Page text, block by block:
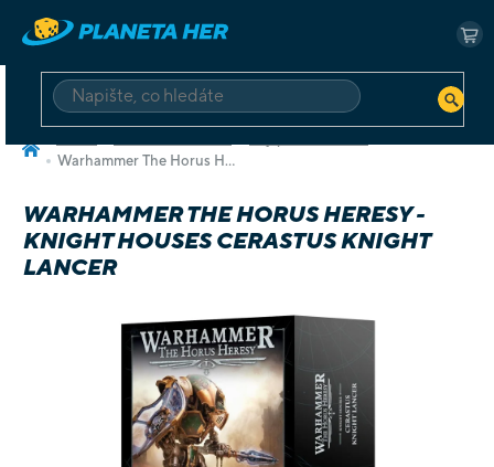
obsah
HLEDAT
Warhammer The Horus Heresy - Knight Houses Cerastus Knight Lancer
WARHAMMER THE HORUS HERESY -
KNIGHT HOUSES CERASTUS KNIGHT
LANCER